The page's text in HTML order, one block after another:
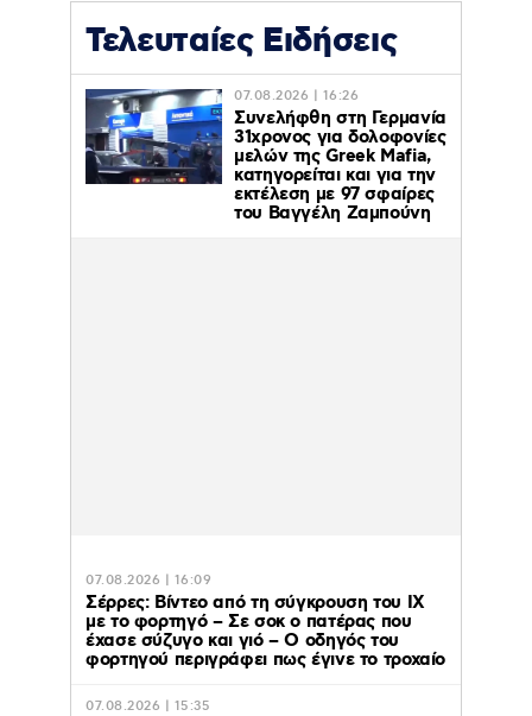
Τελευταίες Ειδήσεις
07.08.2026 | 16:26
Συνελήφθη στη Γερμανία
31χρονος για δολοφονίες
μελών της Greek Mafia,
κατηγορείται και για την
εκτέλεση με 97 σφαίρες
του Βαγγέλη Ζαμπούνη
07.08.2026 | 16:09
Σέρρες: Βίντεο από τη σύγκρουση του ΙΧ
με το φορτηγό – Σε σοκ ο πατέρας που
έχασε σύζυγο και γιό – Ο οδηγός του
φορτηγού περιγράφει πως έγινε το τροχαίο
07.08.2026 | 15:35